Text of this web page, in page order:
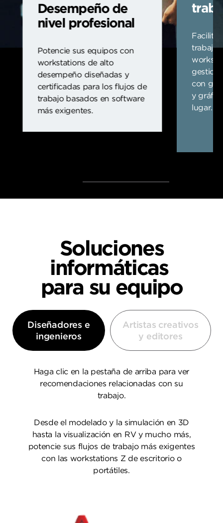
Desempeño de
nivel profesional
Potencie sus equipos con
workstations de alto
desempeño diseñadas y
certificadas para los flujos de
trabajo basados en software
más exigentes.
Facilite
trabajo
con
y
lugar.
Soluciones
informáticas
para su equipo
Diseñadores e
ingenieros
Artistas creativos
y editores
Haga clic en la pestaña de arriba para ver
recomendaciones relacionadas con su
trabajo.
Desde el modelado y la simulación en 3D
hasta la visualización en RV y mucho más,
potencie sus flujos de trabajo más exigentes
con las workstations Z de escritorio o
portátiles.